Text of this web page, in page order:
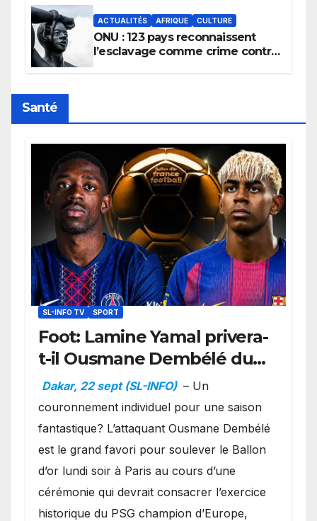
ACTUALITÉS AFRIQUE CULTURE
ONU : 123 pays reconnaissent
l’esclavage comme crime contre
Santé
SL-INFO TV SPORT
Foot: Lamine Yamal privera-
t-il Ousmane Dembélé du
Ballon d’or ?
Dakar, 22 sept (SL-INFO) – Un
couronnement individuel pour une saison
fantastique? L’attaquant Ousmane Dembélé
est le grand favori pour soulever le Ballon
d’or lundi soir à Paris au cours d’une
cérémonie qui devrait consacrer l’exercice
historique du PSG champion d’Europe,